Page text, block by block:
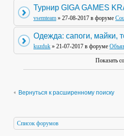
Турнир GIGA GAMES
vsemteam » 27-08-2017 в форуме
Одежда: сапоги, майки,
kuzduk » 21-07-2017 в форуме
Показать
Вернуться к расширенному поиску
Список форумов